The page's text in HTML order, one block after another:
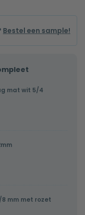
Bestel een sample!
mat wit 5/4
mm met rozet